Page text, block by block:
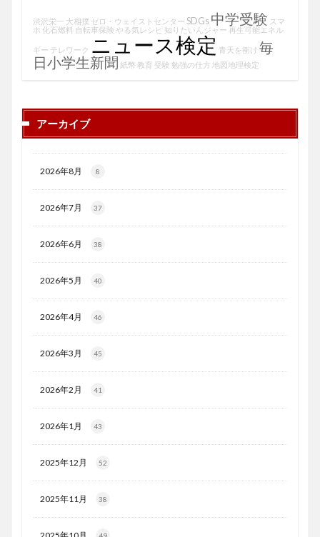
渋沢栄一 大相撲 ゼロ・ウェイストセンター SDGs 中学受験 スマ
ホ 化石燃料 自転車保険 やる気レシピ 知りたいんジャー 再生可能エネル
ギー テレワーク ニュース検定 青天を衝け 毎
日小学生新聞 紙幣 教育 受験 勉強の仕方 地図地理検定
アーカイブ
2026年8月 8
2026年7月 37
2026年6月 38
2026年5月 40
2026年4月 46
2026年3月 45
2026年2月 41
2026年1月 43
2025年12月 52
2025年11月 38